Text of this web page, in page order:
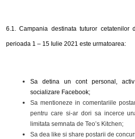
6.1. Campania destinata tuturor cetatenilor
perioada 1 – 15 Iulie 2021 este urmatoarea:
Sa detina un cont personal,
socializare Facebook;
Sa mentioneze in comentariile
pentru care si-ar dori sa incerce
limitata semnata de Teo’s Kitchen;
Sa dea like si share postarii de